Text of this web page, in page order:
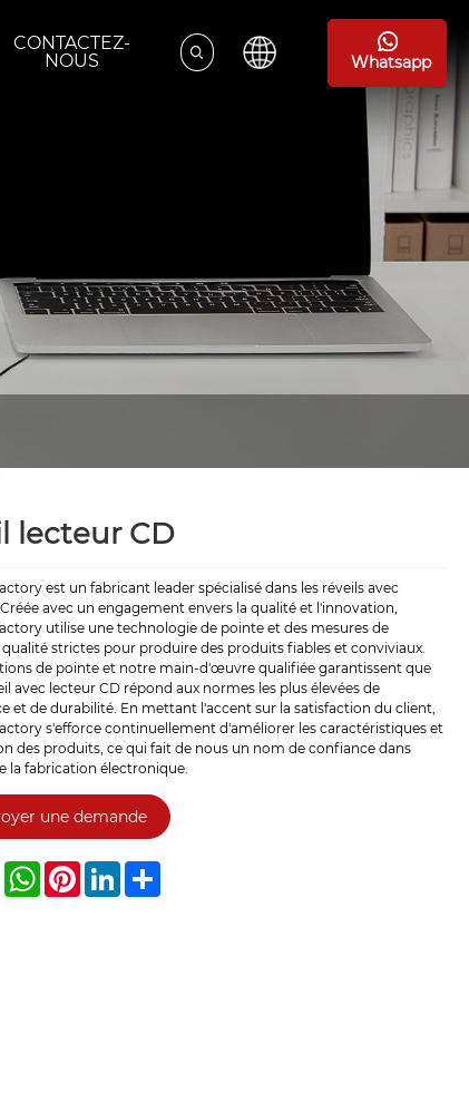
CONTACTEZ-
NOUS
Whatsapp
lecteur CD
est un fabricant leader spécialisé dans les réveils avec
avec un engagement envers la qualité et l'innovation,
utilise une technologie de pointe et des mesures de
strictes pour produire des produits fiables et conviviaux.
de pointe et notre main-d'œuvre qualifiée garantissent que
avec lecteur CD répond aux normes les plus élevées de
et de durabilité. En mettant l'accent sur la satisfaction du client,
s'efforce continuellement d'améliorer les caractéristiques et
des produits, ce qui fait de nous un nom de confiance dans
la fabrication électronique.
une demande
X WhatsAppPinterestLinkedInShare